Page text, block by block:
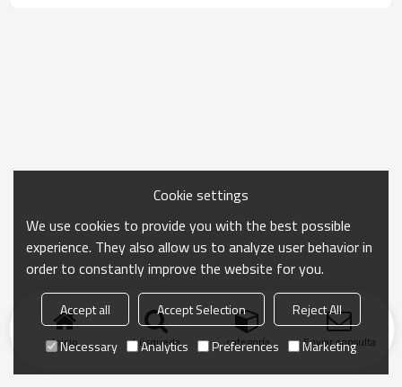
Inicio búsqueda categoría Enviar consulta
Cookie settings
We use cookies to provide you with the best possible
experience. They also allow us to analyze user behavior in
order to constantly improve the website for you.
Accept all Accept Selection
Reject All
Necessary
Analytics Preferences Marketing